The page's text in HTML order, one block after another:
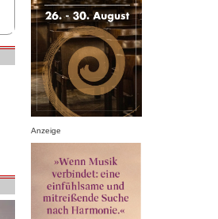
Anzeige